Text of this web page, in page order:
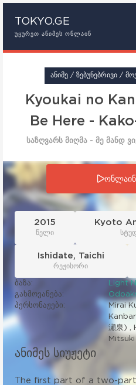
TOKYO.GE
ᲣᲧᲣᲠᲔᲗ ᲐᲜᲘᲛᲔᲡ ᲝᲜᲚᲐᲘᲜ
Kyoukai no
Be Here -
საზღვარს მიღმა - მე მანდ
ონლაინ
2015
წელი
Kyoto
Ishidate, Taichi
რეჟისორი
ბაზა:
Light
გახმოვანება:
პერსონაჟები:
Mirai
瀬泉) ,
ანიმეს სიუჟეტი
The first part of a two-